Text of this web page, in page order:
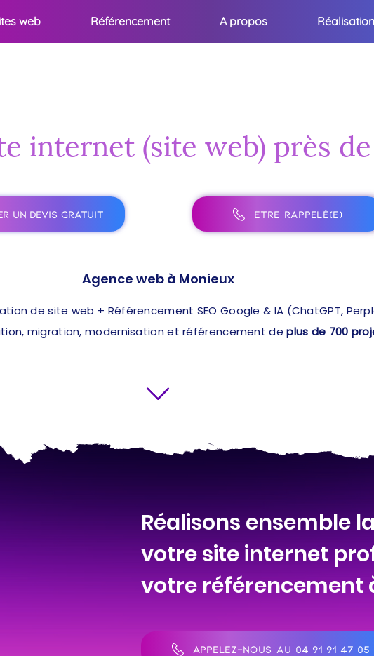
web Référencement A propos
internet (site web) près
UN DEVIS GRATUIT ÊTRE RAPPELÉ(E)
Agence web à Monieux
de site web + Référencement SEO Google & IA (ChatGPT,
migration, modernisation et référencement de plus de 700
Réalisons ensemble
votre site internet
votre référencement
APPELEZ-NOUS AU 04 91 91 47 05